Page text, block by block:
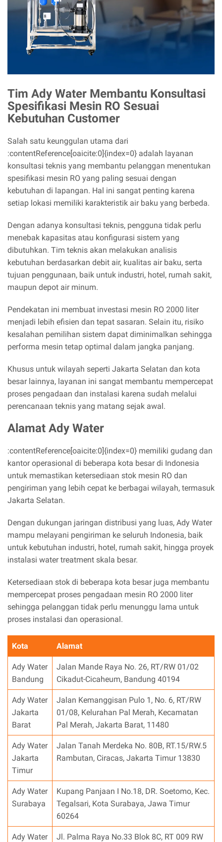
Tim Ady Water Membantu Konsultasi
Spesifikasi Mesin RO Sesuai
Kebutuhan Customer
Salah satu keunggulan utama dari
:contentReference[oaicite:0]{index=0} adalah layanan
konsultasi teknis yang membantu pelanggan menentukan
spesifikasi mesin RO yang paling sesuai dengan
kebutuhan di lapangan. Hal ini sangat penting karena
setiap lokasi memiliki karakteristik air baku yang berbeda.
Dengan adanya konsultasi teknis, pengguna tidak perlu
menebak kapasitas atau konfigurasi sistem yang
dibutuhkan. Tim teknis akan melakukan analisis
kebutuhan berdasarkan debit air, kualitas air baku, serta
tujuan penggunaan, baik untuk industri, hotel, rumah sakit,
maupun depot air minum.
Pendekatan ini membuat investasi mesin RO 2000 liter
menjadi lebih efisien dan tepat sasaran. Selain itu, risiko
kesalahan pemilihan sistem dapat diminimalkan sehingga
performa mesin tetap optimal dalam jangka panjang.
Khusus untuk wilayah seperti Jakarta Selatan dan kota
besar lainnya, layanan ini sangat membantu mempercepat
proses pengadaan dan instalasi karena sudah melalui
perencanaan teknis yang matang sejak awal.
Alamat Ady Water
:contentReference[oaicite:0]{index=0} memiliki gudang dan
kantor operasional di beberapa kota besar di Indonesia
untuk memastikan ketersediaan stok mesin RO dan
pengiriman yang lebih cepat ke berbagai wilayah, termasuk
Jakarta Selatan.
Dengan dukungan jaringan distribusi yang luas, Ady Water
mampu melayani pengiriman ke seluruh Indonesia, baik
untuk kebutuhan industri, hotel, rumah sakit, hingga proyek
instalasi water treatment skala besar.
Ketersediaan stok di beberapa kota besar juga membantu
mempercepat proses pengadaan mesin RO 2000 liter
sehingga pelanggan tidak perlu menunggu lama untuk
proses instalasi dan operasional.
Kota Alamat
Ady Water
Bandung
Jalan Mande Raya No. 26, RT/RW 01/02
Cikadut-Cicaheum, Bandung 40194
Ady Water
Jakarta
Barat
Jalan Kemanggisan Pulo 1, No. 6, RT/RW
01/08, Kelurahan Pal Merah, Kecamatan
Pal Merah, Jakarta Barat, 11480
Ady Water
Jakarta
Timur
Jalan Tanah Merdeka No. 80B, RT.15/RW.5
Rambutan, Ciracas, Jakarta Timur 13830
Ady Water
Surabaya
Kupang Panjaan I No.18, DR. Soetomo, Kec.
Tegalsari, Kota Surabaya, Jawa Timur
60264
Ady Water Jl. Palma Raya No.33 Blok 8C, RT 009 RW